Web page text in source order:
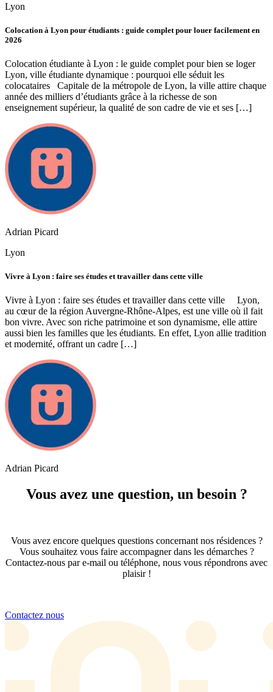
Lyon
Colocation à Lyon pour étudiants : guide complet pour louer facilement en
2026
Colocation étudiante à Lyon : le guide complet pour bien se loger
Lyon, ville étudiante dynamique : pourquoi elle séduit les
colocataires Capitale de la métropole de Lyon, la ville attire chaque
année des milliers d’étudiants grâce à la richesse de son
enseignement supérieur, la qualité de son cadre de vie et ses […]
Adrian Picard
Lyon
Vivre à Lyon : faire ses études et travailler dans cette ville
Vivre à Lyon : faire ses études et travailler dans cette ville Lyon,
au cœur de la région Auvergne-Rhône-Alpes, est une ville où il fait
bon vivre. Avec son riche patrimoine et son dynamisme, elle attire
aussi bien les familles que les étudiants. En effet, Lyon allie tradition
et modernité, offrant un cadre […]
Adrian Picard
Vous avez une question, un besoin ?
Vous avez encore quelques questions concernant nos résidences ?
Vous souhaitez vous faire accompagner dans les démarches ?
Contactez-nous par e-mail ou téléphone, nous vous répondrons avec
plaisir !
Contactez nous